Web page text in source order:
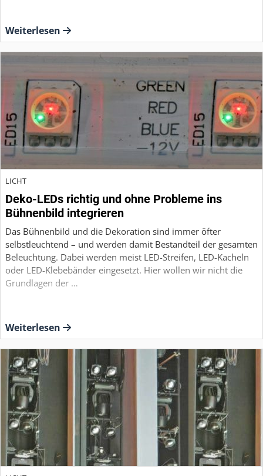
Weiterlesen
LICHT
Deko-LEDs richtig und ohne Probleme ins
Bühnenbild integrieren
Das Bühnenbild und die Dekoration sind immer öfter
selbstleuchtend – und werden damit Bestandteil der gesamten
Beleuchtung. Dabei werden meist LED-Streifen, LED-Kacheln
oder LED-Klebebänder eingesetzt. Hier wollen wir nicht die
Grundlagen der …
Weiterlesen